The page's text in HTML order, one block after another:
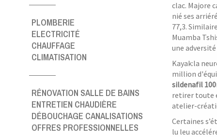
PLOMBERIE
ELECTRICITÉ
CHAUFFAGE
CLIMATISATION
RÉNOVATION SALLE DE BAINS
ENTRETIEN CHAUDIÈRE
DÉBOUCHAGE CANALISATIONS
OFFRES PROFESSIONNELLES
clac. Majore
nié ses
77,3.
Muamba
une
Kayak:la
million
sildenafil
retirer toute
atelier-
Certaines
lu leu